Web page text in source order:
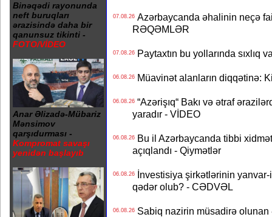
Binəqədi rayonunda
neft buruqları
ərazisində daha bir
qanunsuz tikinti -
FOTO/VİDEO
Anar Əlizadə-Mübariz
Mənsimov
qarşıdurması -
Kompromat savaşı
yenidən başlayıb
07.08.26Azərbaycanda əhalinin neçə
RƏQƏMLƏR
07.08.26Paytaxtın bu yollarında sıxlıq
06.08.26Müavinət alanların diqqətinə:
06.08.26“Azərişıq“ Bakı və ətraf
yaradır - VİDEO
06.08.26Bu il Azərbaycanda tibbi
açıqlandı - Qiymətlər
06.08.26İnvestisiya şirkətlərinin yanvar-
qədər olub? - CƏDVƏL
06.08.26Sabiq nazirin müsadirə olunan